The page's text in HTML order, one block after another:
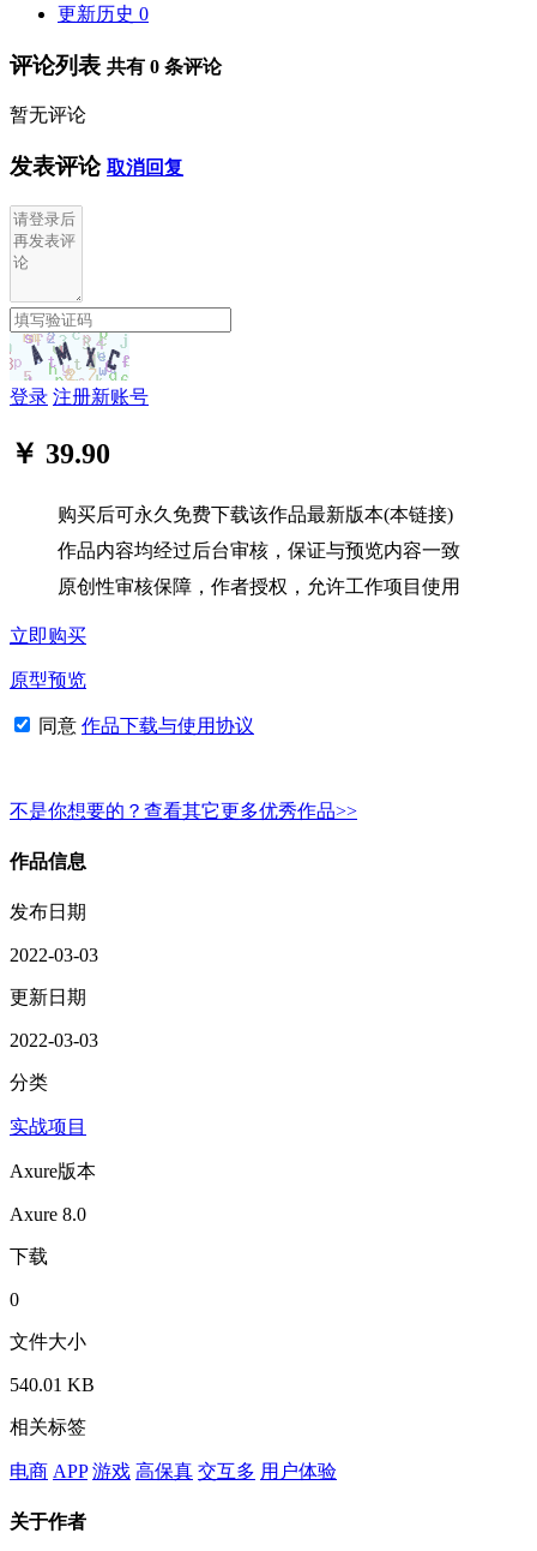
更新历史 0
评论列表 共有 0 条评论
暂无评论
发表评论 取消回复
登录 注册新账号
￥ 39.90
购买后可永久免费下载该作品最新版本(本链接)
作品内容均经过后台审核，保证与预览内容一致
原创性审核保障，作者授权，允许工作项目使用
立即购买
原型预览
同意 作品下载与使用协议
不是你想要的？查看其它更多优秀作品>>
作品信息
发布日期
2022-03-03
更新日期
2022-03-03
分类
实战项目
Axure版本
Axure 8.0
下载
0
文件大小
540.01 KB
相关标签
电商 APP 游戏 高保真 交互多 用户体验
关于作者